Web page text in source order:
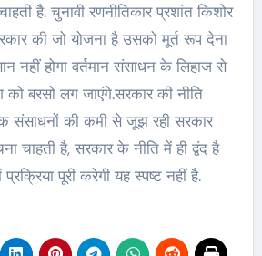
है. चुनावी रणनीतिकार प्रशांत किशोर
की जो योजना है उसको मूर्त रूप देना
नहीं होगा वर्तमान संसाधन के लिहाज से
को बरसो लग जाएंगे.सरकार की नीति
संसाधनों की कमी से जूझ रही सरकार
चाहती है, सरकार के नीति में ही द्वंद है
पूरी करेगी यह स्पष्ट नहीं है.